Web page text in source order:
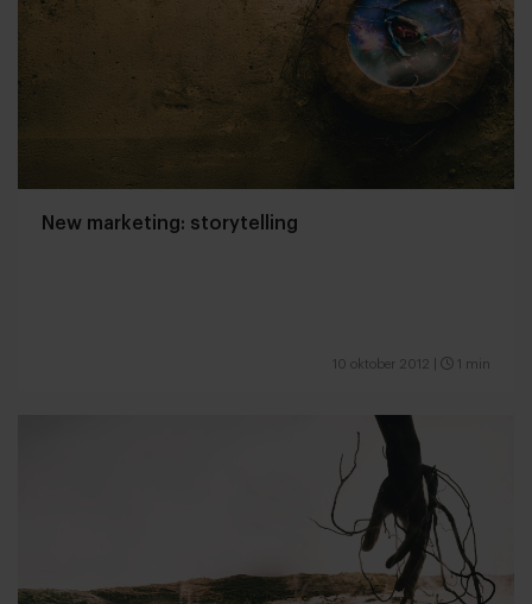
New marketing: storytelling
10 oktober 2012 1 min